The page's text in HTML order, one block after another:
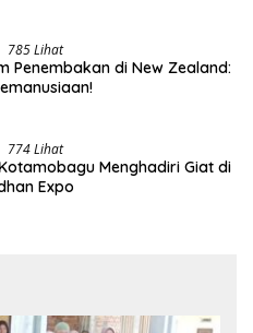
785 Lihat
Penembakan di New Zealand:
774 Lihat
Menghadiri Giat di
Expo